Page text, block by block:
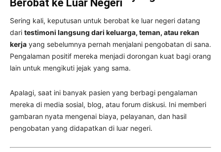
Berobat ke Luar Negeri
Sering kali, keputusan untuk berobat ke luar negeri datang
dari testimoni langsung dari keluarga, teman, atau rekan
kerja yang sebelumnya pernah menjalani pengobatan di sana.
Pengalaman positif mereka menjadi dorongan kuat bagi orang
lain untuk mengikuti jejak yang sama.
Apalagi, saat ini banyak pasien yang berbagi pengalaman
mereka di media sosial, blog, atau forum diskusi. Ini memberi
gambaran nyata mengenai biaya, pelayanan, dan hasil
pengobatan yang didapatkan di luar negeri.